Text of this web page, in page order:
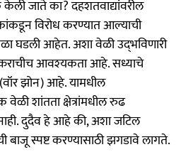
जाते का? दहशतवाद्यांवरील
विरोध करण्यात आल्याची
घडली आहेत. अशा वेळी उद्‌भविणारी
आवश्‍यकता आहे. सध्याचे
झोन) आहे. यामधील
वेळी शांतता क्षेत्रांमधील रुढ
दुदैव हे आहे की, अशा जटिल
बाजू स्पष्ट करण्यासाठी झगडावे लागते.